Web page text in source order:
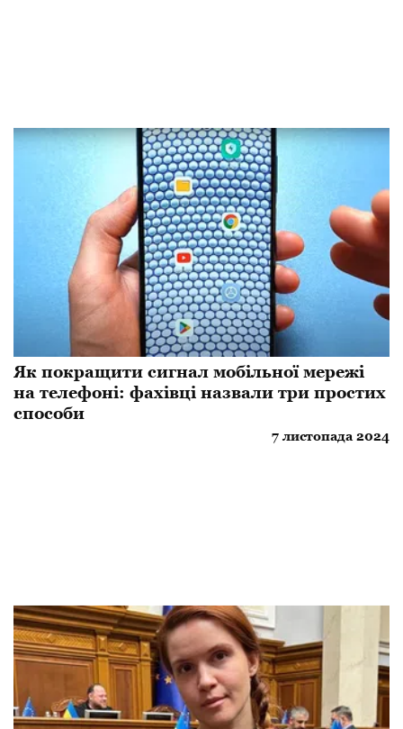
Як покращити сигнал мобільної мережі
на телефоні: фахівці назвали три простих
способи
7 листопада 2024